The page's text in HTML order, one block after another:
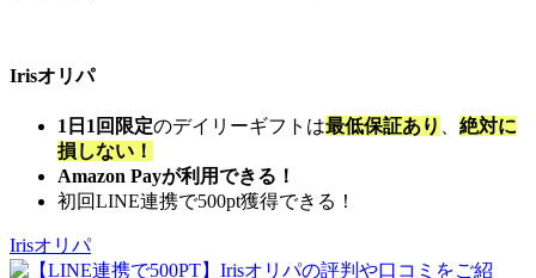
Irisオリパ
1日1回限定のデイリーギフトは最低保証あり
絶対に
損しない！
Amazon Payが利用できる！
初回LINE連携で500pt獲得できる！
Irisオリパ